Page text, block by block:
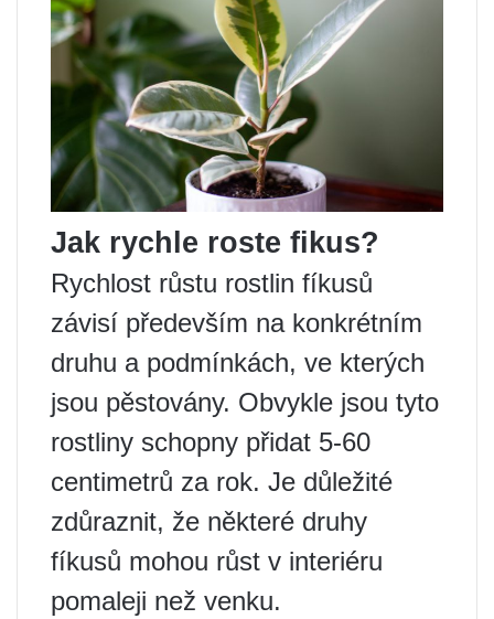
Jak rychle roste fikus?
Rychlost růstu rostlin fíkusů
závisí především na konkrétním
druhu a podmínkách, ve kterých
jsou pěstovány. Obvykle jsou tyto
rostliny schopny přidat 5-60
centimetrů za rok. Je důležité
zdůraznit, že některé druhy
fíkusů mohou růst v interiéru
pomaleji než venku.